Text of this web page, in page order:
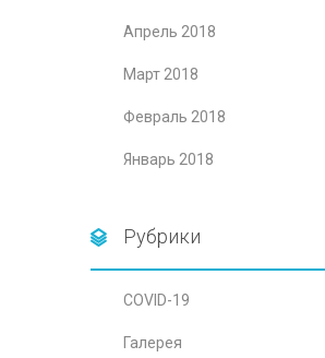
Апрель 2018
Март 2018
Февраль 2018
Январь 2018
Рубрики
COVID-19
Галерея